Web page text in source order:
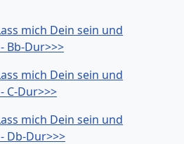
mich Dein sein und
Bb-Dur>>>
mich Dein sein und
C-Dur>>>
mich Dein sein und
Db-Dur>>>